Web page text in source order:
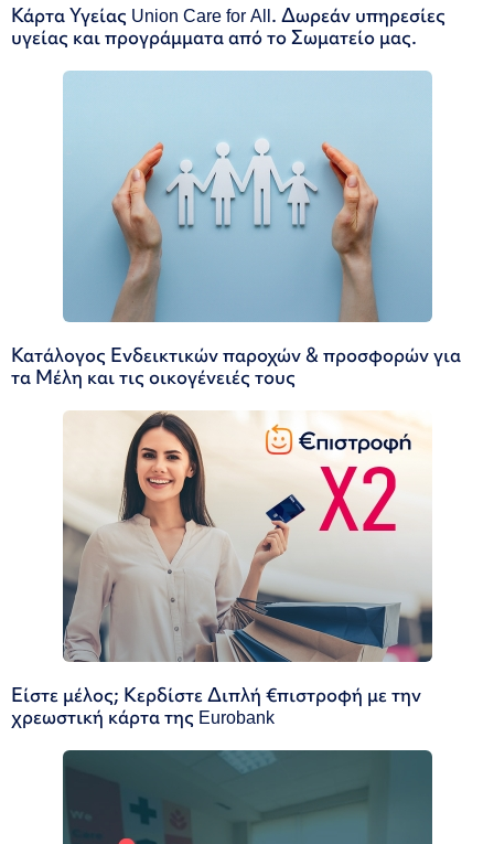
Κάρτα Υγείας Union Care for All. Δωρεάν υπηρεσίες
υγείας και προγράμματα από το Σωματείο μας.
Κατάλογος Ενδεικτικών παροχών & προσφορών για
τα Μέλη και τις οικογένειές τους
Είστε μέλος; Κερδίστε Διπλή €πιστροφή με την
χρεωστική κάρτα της Eurobank